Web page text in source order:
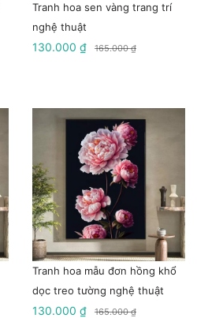
Tranh hoa sen vàng trang trí
nghệ thuật
130.000 ₫ 165.000 ₫
Tranh hoa mẫu đơn hồng khổ
dọc treo tường nghệ thuật
130.000 ₫ 165.000 ₫